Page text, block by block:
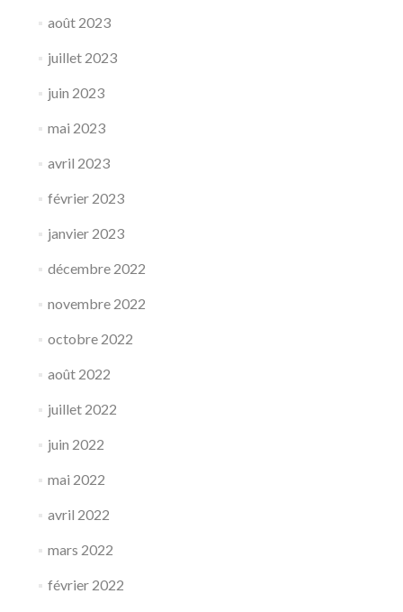
août 2023
juillet 2023
juin 2023
mai 2023
avril 2023
février 2023
janvier 2023
décembre 2022
novembre 2022
octobre 2022
août 2022
juillet 2022
juin 2022
mai 2022
avril 2022
mars 2022
février 2022